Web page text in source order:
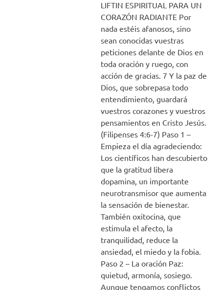
LIFTIN ESPIRITUAL PARA UN
CORAZÓN RADIANTE Por
nada estéis afanosos, sino
sean conocidas vuestras
peticiones delante de Dios en
toda oración y ruego, con
acción de gracias. 7 Y la paz de
Dios, que sobrepasa todo
entendimiento, guardará
vuestros corazones y vuestros
pensamientos en Cristo Jesús.
(Filipenses 4:6-7) Paso 1 –
Empieza el día agradeciendo:
Los científicos han descubierto
que la gratitud libera
dopamina, un importante
neurotransmisor que aumenta
la sensación de bienestar.
También oxitocina, que
estimula el afecto, la
tranquilidad, reduce la
ansiedad, el miedo y la fobia.
Paso 2 – La oración Paz:
quietud, armonía, sosiego.
Aunque tengamos conflictos